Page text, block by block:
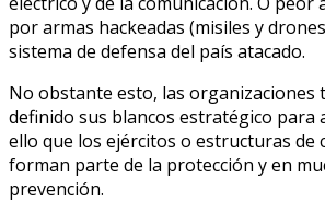
por armas hackeadas (misiles y
sistema de defensa del país atacado.
No obstante esto, las organizaciones
definido sus blancos estratégico para
ello que los ejércitos o estructuras de
forman parte de la protección y en
prevención.